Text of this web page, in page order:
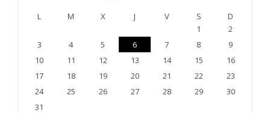
L M X J V S
D
1
2
3
4 5 6 7 8
9
10
11 12 13 14 15
16
17
18 19 20 21 22
23
24
25 26 27 28 29
30
31